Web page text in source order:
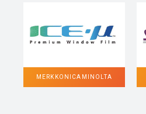
MERK KONICA MINOLTA